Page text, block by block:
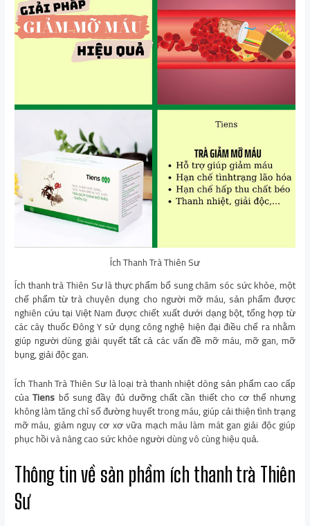
Ích Thanh Trà Thiên Sư
Ích thanh trà Thiên Sư là thực phẩm bổ sung chăm sóc sức khỏe, một
chế phẩm từ trà chuyên dụng cho người mỡ máu, sản phẩm được
nghiên cứu tại Việt Nam được chiết xuất dưới dạng bột, tổng hợp từ
các cây thuốc Đông Y sử dụng công nghệ hiện đại điều chế ra nhằm
giúp người dùng giải quyết tất cả các vấn đề mỡ máu, mỡ gan, mỡ
bụng, giải độc gan.
Ích Thanh Trà Thiên Sư là loại trà thanh nhiệt dòng sản phẩm cao cấp
củaTiens bổ sung đầy đủ dưỡng chất cần thiết cho cơ thể nhưng
không làm tăng chỉ số đường huyết trong máu, giúp cải thiện tình trạng
mỡ máu, giảm nguy cơ xơ vữa mạch máu làm mát gan giải độc giúp
phục hồi và nâng cao sức khỏe người dùng vô cùng hiệu quả.
Thông tin về sản phẩm ích thanh trà Thiên
Sư